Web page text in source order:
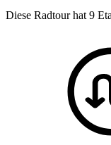
Diese Radtour hat 9